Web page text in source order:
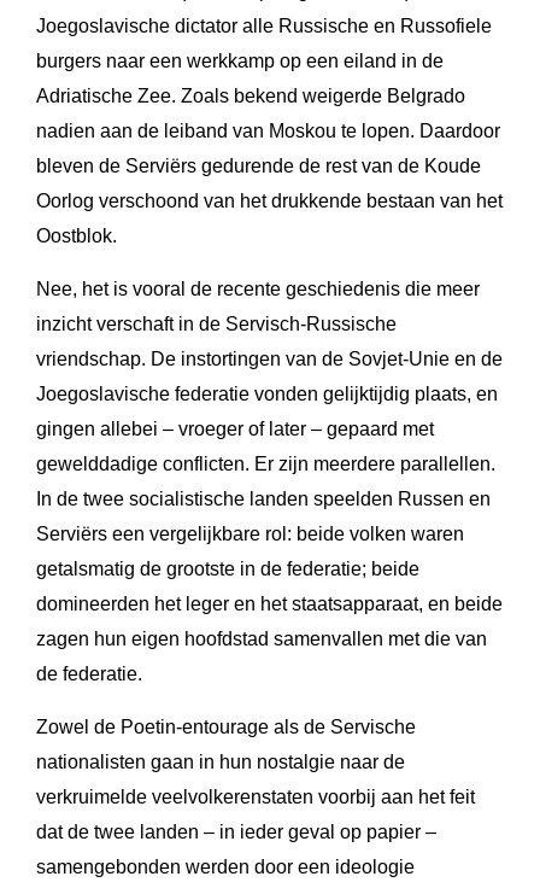
Joegoslavische dictator alle Russische en Russofiele
burgers naar een werkkamp op een eiland in de
Adriatische Zee. Zoals bekend weigerde Belgrado
nadien aan de leiband van Moskou te lopen. Daardoor
bleven de Serviërs gedurende de rest van de Koude
Oorlog verschoond van het drukkende bestaan van het
Oostblok.
Nee, het is vooral de recente geschiedenis die meer
inzicht verschaft in de Servisch-Russische
vriendschap. De instortingen van de Sovjet-Unie en de
Joegoslavische federatie vonden gelijktijdig plaats, en
gingen allebei – vroeger of later – gepaard met
gewelddadige conflicten. Er zijn meerdere parallellen.
In de twee socialistische landen speelden Russen en
Serviërs een vergelijkbare rol: beide volken waren
getalsmatig de grootste in de federatie; beide
domineerden het leger en het staatsapparaat, en beide
zagen hun eigen hoofdstad samenvallen met die van
de federatie.
Zowel de Poetin-entourage als de Servische
nationalisten gaan in hun nostalgie naar de
verkruimelde veelvolkerenstaten voorbij aan het feit
dat de twee landen – in ieder geval op papier –
samengebonden werden door een ideologie